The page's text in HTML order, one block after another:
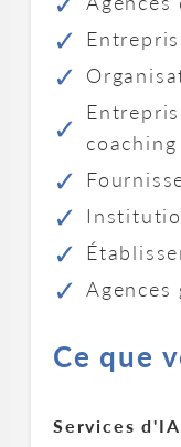
coaching
Agences
Ce que
Services d'IA